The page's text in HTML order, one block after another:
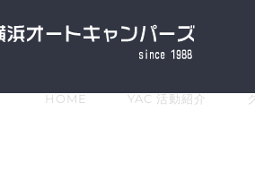
HOME YAC 活動紹介